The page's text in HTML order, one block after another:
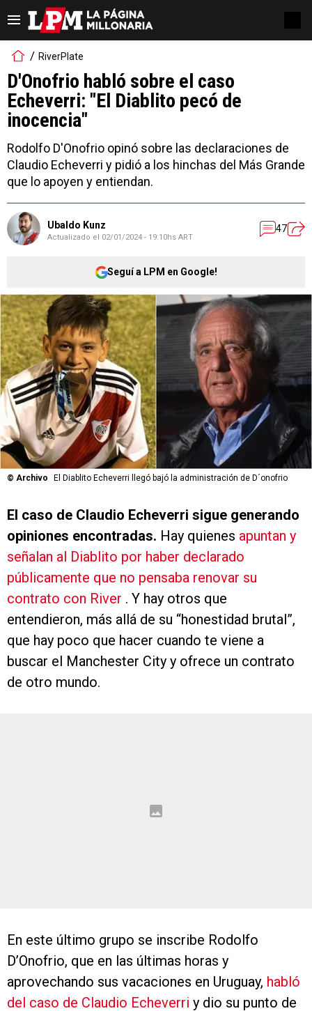
RiverPlate
D'Onofrio habló sobre el caso
Echeverri: "El Diablito pecó de
inocencia"
Rodolfo D'Onofrio opinó sobre las declaraciones de
Claudio Echeverri y pidió a los hinchas del Más Grande
que lo apoyen y entiendan.
Ubaldo Kunz
Actualizado el 02/01/2024 - 19:10hs ART
47
Seguí a LPM en Google!
© Archivo El Diablito Echeverri llegó bajó la administración de D´onofrio
El caso de Claudio Echeverri sigue generando
opiniones encontradas. Hay quienes apuntan y
señalan al Diablito por haber declarado
públicamente que no pensaba renovar su
contrato con River . Y hay otros que
entendieron, más allá de su “honestidad brutal”,
que hay poco que hacer cuando te viene a
buscar el Manchester City y ofrece un contrato
de otro mundo.
En este último grupo se inscribe Rodolfo
D’Onofrio, que en las últimas horas y
aprovechando sus vacaciones en Uruguay, habló
del caso de Claudio Echeverri y dio su punto de